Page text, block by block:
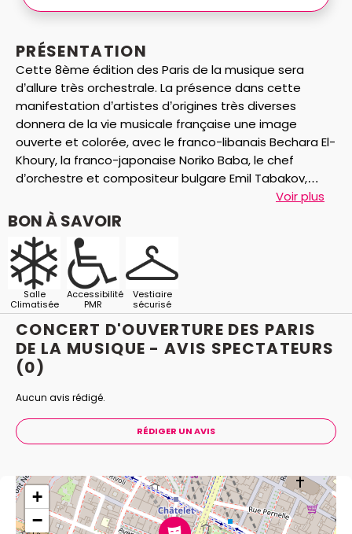
PRÉSENTATION
Cette 8ème édition des Paris de la musique sera
d’allure très orchestrale. La présence dans cette
manifestation d’artistes d’origines très diverses
donnera de la vie musicale française une image
ouverte et colorée, avec le franco-libanais Bechara El-
Khoury, la franco-japonaise Noriko Baba, le chef
d’orchestre et compositeur bulgare Emil Tabakov,
sans oublier la grande figure estonienne de la vie
musicale Arvo Pärt dont la création ouvrira ces
mélanges et de lignes directrices pour illustrer l’esprit
d’aventure et d’audace qui guide musique nouvelle en
liberté depuis près de vingt ans.
Voir plus
BON À SAVOIR
Salle
Climatisée
Accessibilité
PMR
Vestiaire
sécurisé
CONCERT D'OUVERTURE DES PARIS
DE LA MUSIQUE - AVIS SPECTATEURS
(0)
Aucun avis rédigé.
RÉDIGER UN AVIS
+
−